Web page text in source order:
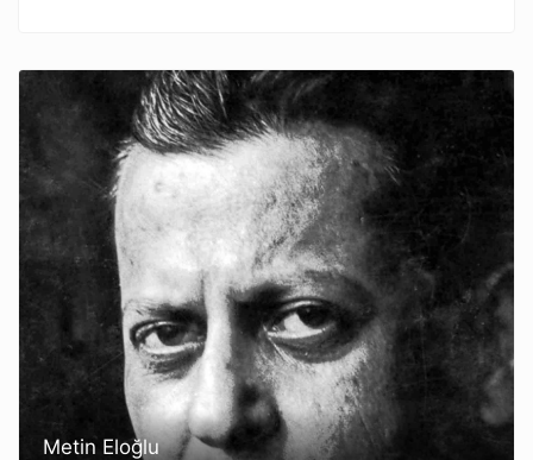
Metin Eloğlu